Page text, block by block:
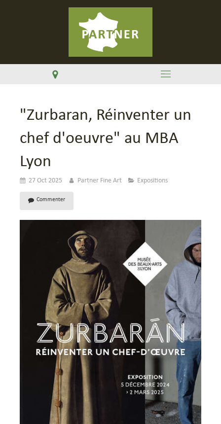
"Zurbaran, Réinventer un
chef d'oeuvre" au MBA
Lyon
27 Oct 2025 Partner Fine Art Expositions
Commenter